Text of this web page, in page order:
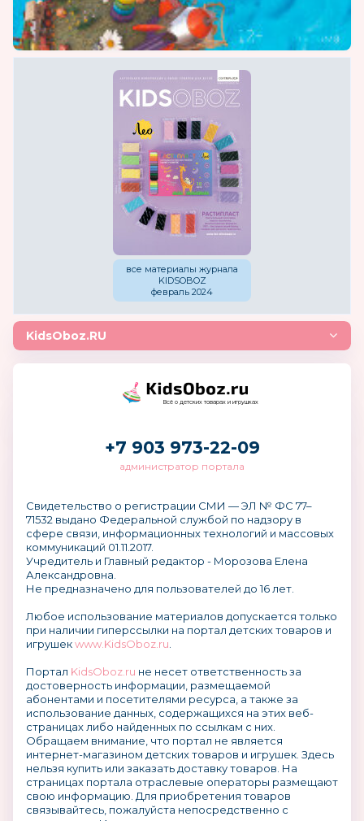
все материалы журнала
KIDSOBOZ
февраль 2024
KidsOboz.RU
Всё о детских товарах и игрушках
+7 903 973-22-09
администратор портала
Свидетельство о регистрации СМИ — ЭЛ № ФС 77–
71532 выдано Федеральной службой по надзору в
сфере связи, информационных технологий и массовых
коммуникаций 01.11.2017.
Учредитель и Главный редактор - Морозова Елена
Александровна.
Не предназначено для пользователей до 16 лет.
Любое использование материалов допускается только
при наличии гиперссылки на портал детских товаров и
игрушекwww.KidsOboz.ru
Портал KidsOboz.ru не несет ответственность за
достоверность информации, размещаемой
абонентами и посетителями ресурса, а также за
использование данных, содержащихся на этих веб-
страницах либо найденных по ссылкам с них.
Обращаем внимание, что портал не является
интернет-магазином детских товаров и игрушек. Здесь
нельзя купить или заказать доставку товаров. На
страницах портала отраслевые операторы размещают
свою информацию. Для приобретения товаров
связывайтесь, пожалуйста непосредственно с